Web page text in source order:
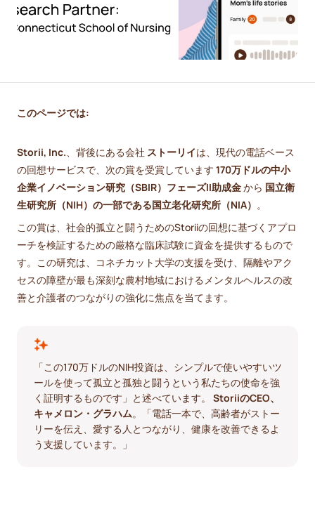
このページでは:
Storii, Inc.、背後にある会社 ストーリイは、現代の電話ベース
の回想サービスで、次の賞を受賞しています 170万ドルの中小
企業イノベーション研究（SBIR）フェーズII助成金から 国立衛
生研究所（NIH）の一部である国立老化研究所（NIA） 。
この賞は、社会的孤立と闘うためのStoriiの回想に基づくアプロ
ーチを検証するための厳格な臨床試験に資金を提供するもので
す。この研究は、コネチカット大学の支援を受け、隔離やアク
セスの障壁が最も深刻な農村地域におけるメンタルヘルスの改
善と介護者のつながりの強化に焦点を当てます。
「この170万ドルのNIH投資は、シンプルで使いやすいツ
ールを使って孤立と孤独と闘うという私たちの使命を強
く証明するものです」と述べています。 StoriiのCEO、
キャメロン・グラハム。「電話一本で、高齢者がストー
リーを伝え、愛する人とつながり、健康を改善できるよ
う支援しています。」